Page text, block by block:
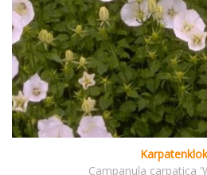
Campanula carpatica